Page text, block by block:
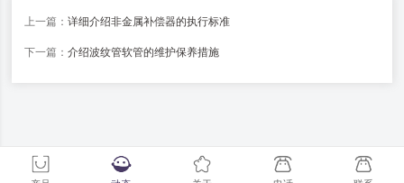
上一篇：详细介绍非金属补偿器的执行标准
下一篇：介绍波纹管软管的维护保养措施